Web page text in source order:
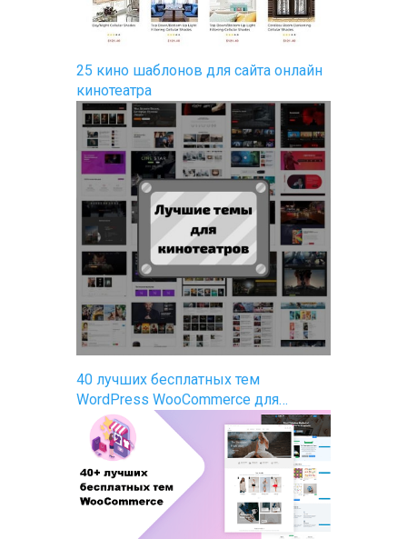
25 кино шаблонов для сайта онлайн
кинотеатра
40 лучших бесплатных тем
WordPress WooCommerce для…